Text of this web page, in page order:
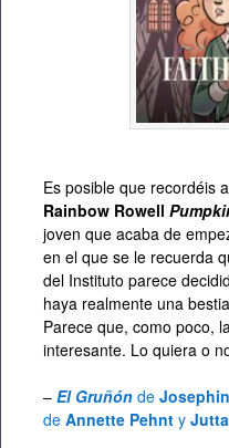
Es posible que recordéis a
Rainbow Rowell
joven que acaba de
en el que se le recuerda
del Instituto parece
haya realmente una
Parece que, como poco,
interesante. Lo quiera o
– El Gruñón de
de Annette Pehnt y